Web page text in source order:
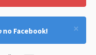
×
no Facebook!